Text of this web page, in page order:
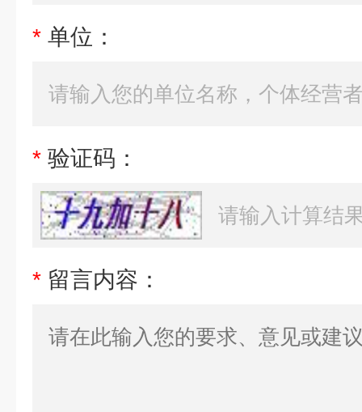
* 单位：
* 验证码：
* 留言内容：